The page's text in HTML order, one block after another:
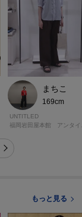
まちこ
169cm
UNTITLED
もっと見る